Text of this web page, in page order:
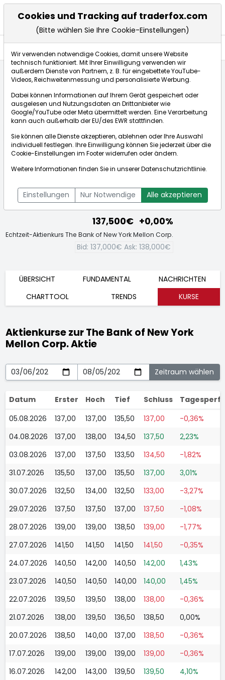
Aktienkurse
Börse:
The Bank of New York Mellon Corp.
[WKN: A0MVKA | ISIN: US0640581007]
Aktienkurse
137,500€ +0,00%
Echtzeit-Aktienkurs The Bank of New York Mellon Corp.
Bid: 137,000€ Ask: 138,000€
ÜBERSICHT FUNDAMENTAL
NACHRICHTEN
CHARTTOOL
TRENDS KURSE
Aktienkurse zur The Bank of New York
Mellon Corp. Aktie
Datum Erster Hoch Tief Schluss
05.08.2026
137,00 137,00 135,50 137,00
-0,36%
04.08.2026
137,00 138,00 134,50 137,50
2,23%
03.08.2026
137,00 137,50 133,50 134,50
-1,82%
31.07.2026
135,50 137,00 135,50 137,00
3,01%
30.07.2026
132,50 134,00 132,50 133,00
-3,27%
29.07.2026
137,50 137,50 137,00 137,50
-1,08%
28.07.2026
139,00 139,00 138,50 139,00
-1,77%
27.07.2026
141,50 141,50 141,50 141,50
-0,35%
24.07.2026
140,50 142,00 140,50 142,00
1,43%
23.07.2026
140,50 140,50 140,00 140,00
1,45%
22.07.2026
139,50 139,50 138,00 138,00
-0,36%
21.07.2026
138,00 139,50 136,50 138,50
0,00%
20.07.2026
138,50 140,00 137,00 138,50
-0,36%
17.07.2026
139,00 139,00 139,00 139,00
-0,36%
16.07.2026
142,00 143,00 139,50 139,50
4,10%
Cookies und Tracking auf traderfox.com
(Bitte wählen Sie Ihre Cookie-Einstellungen)
Wir verwenden notwendige Cookies, damit unsere Website
technisch funktioniert. Mit Ihrer Einwilligung verwenden wir
außerdem Dienste von Partnern, z. B. für eingebettete YouTube-
Videos, Reichweitenmessung und personalisierte Werbung.
Dabei können Informationen auf Ihrem Gerät gespeichert oder
ausgelesen und Nutzungsdaten an Drittanbieter wie
Google/YouTube oder Meta übermittelt werden. Eine Verarbeitung
kann auch außerhalb der EU/des EWR stattfinden.
Sie können alle Dienste akzeptieren, ablehnen oder Ihre Auswahl
individuell festlegen. Ihre Einwilligung können Sie jederzeit über die
Cookie-Einstellungen im Footer widerrufen oder ändern.
Weitere Informationen finden Sie in unsererDatenschutzrichtlinie.
Einstellungen Nur Notwendige Alle akzeptieren